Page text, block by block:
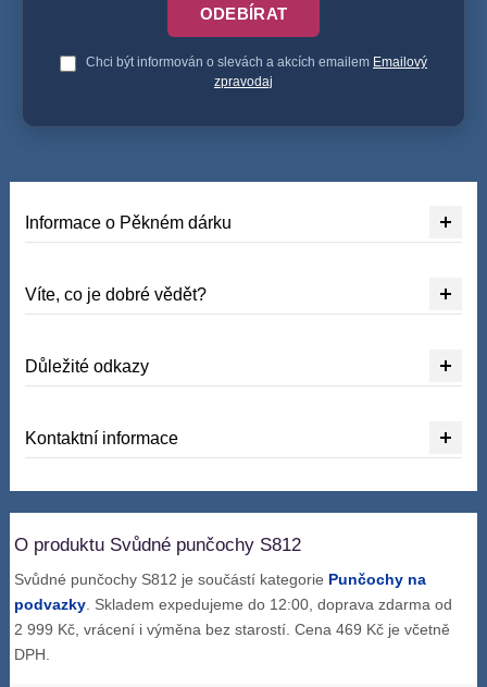
ODEBÍRAT
Chci být informován o slevách a akcích emailem Emailový
zpravodaj
Informace o Pěkném dárku
Víte, co je dobré vědět?
Důležité odkazy
Kontaktní informace
O produktu Svůdné punčochy S812
Svůdné punčochy S812 je součástí kategorie Punčochy na
podvazky . Skladem expedujeme do 12:00, doprava zdarma od
2 999 Kč, vrácení i výměna bez starostí. Cena 469 Kč je včetně
DPH.